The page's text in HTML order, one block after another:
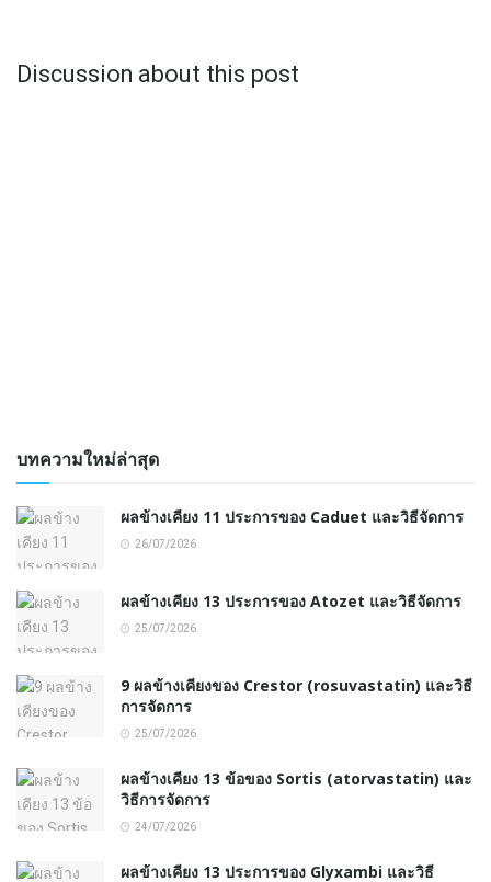
Discussion about this post
บทความใหม่ล่าสุด
ผลข้างเคียง 11 ประการของ Caduet และวิธีจัดการ
26/07/2026
ผลข้างเคียง 13 ประการของ Atozet และวิธีจัดการ
25/07/2026
9 ผลข้างเคียงของ Crestor (rosuvastatin) และวิธี
การจัดการ
25/07/2026
ผลข้างเคียง 13 ข้อของ Sortis (atorvastatin) และ
วิธีการจัดการ
24/07/2026
ผลข้างเคียง 13 ประการของ Glyxambi และวิธี